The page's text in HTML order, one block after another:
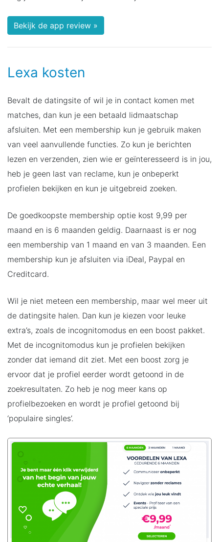
Bekijk de app review »
Lexa kosten
Bevalt de datingsite of wil je in contact komen met
matches, dan kun je een betaald lidmaatschap
afsluiten. Met een membership kun je gebruik maken
van veel aanvullende functies. Zo kun je berichten
lezen en verzenden, zien wie er geïnteresseerd is in jou,
heb je geen last van reclame, kun je onbeperkt
profielen bekijken en kun je uitgebreid zoeken.
De goedkoopste membership optie kost 9,99 per
maand en is 6 maanden geldig. Daarnaast is er nog
een membership van 1 maand en van 3 maanden. Een
membership kun je afsluiten via iDeal, Paypal en
Creditcard.
Wil je niet meteen een membership, maar wel meer uit
de datingsite halen. Dan kun je kiezen voor leuke
extra’s, zoals de incognitomodus en een boost pakket.
Met de incognitomodus kun je profielen bekijken
zonder dat iemand dit ziet. Met een boost zorg je
ervoor dat je profiel eerder wordt getoond in de
zoekresultaten. Zo heb je nog meer kans op
profielbezoeken en wordt je profiel getoond bij
‘populaire singles’.